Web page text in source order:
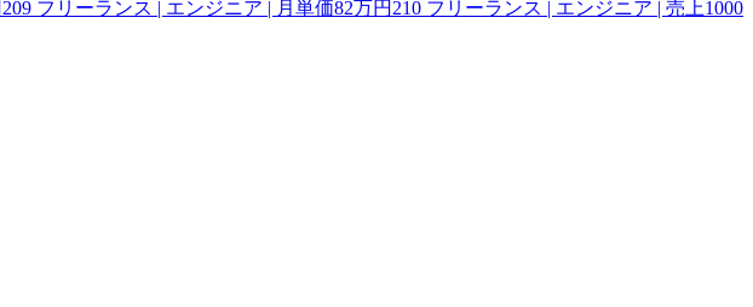
209 フリーランス | エンジニア | 月単価82万円 210 フリーランス | エンジニア | 売上1000